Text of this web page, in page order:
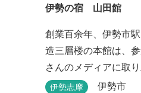
伊勢の宿 山田館
創業百余年、伊勢市
造三層楼の本館は、
さんのメディアに取
伊勢志摩の食材をお
伊勢志摩 伊勢市